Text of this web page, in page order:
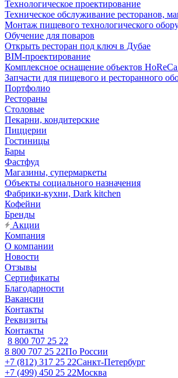
Технологическое проектирование
Техническое обслуживание ресторанов,
Монтаж пищевого технологического
Обучение для поваров
Открыть ресторан под ключ в Дубае
BIM-проектирование
Комплексное оснащение объектов
Запчасти для пищевого и ресторанного
Портфолио
Рестораны
Столовые
Пекарни, кондитерские
Пиццерии
Гостиницы
Бары
Фастфуд
Магазины, супермаркеты
Объекты социального назначения
Фабрики-кухни, Dark kitchen
Кофейни
Бренды
Акции
Компания
О компании
Новости
Отзывы
Сертификаты
Благодарности
Вакансии
Контакты
Реквизиты
Контакты
8 800 707 25 22
8 800 707 25 22По России
+7 (812) 317 25 22Санкт-Петербург
+7 (499) 450 25 22Москва